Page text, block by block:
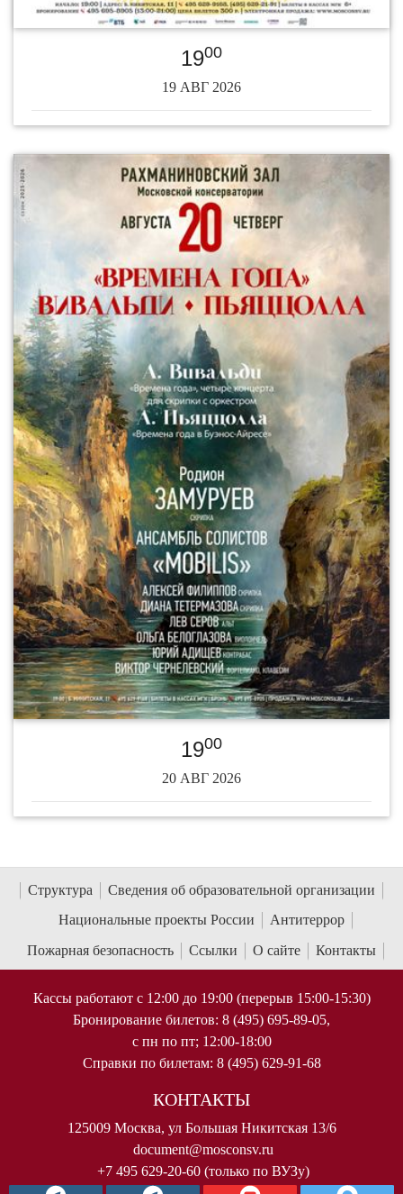
1900
19 АВГ 2026
1900
20 АВГ 2026
Структура
Сведения об образовательной организации
Национальные проекты России
Антитеррор
Пожарная безопасность
Ссылки О сайте Контакты
Кассы работают с 12:00 до 19:00 (перерыв 15:00-15:30)
Бронирование билетов: 8 (495) 695-89-05,
с пн по пт; 12:00-18:00
Справки по билетам: 8 (495) 629-91-68
КОНТАКТЫ
125009 Москва, ул Большая Никитская 13/6
document@mosconsv.ru
+7 495 629-20-60 (только по ВУЗу)